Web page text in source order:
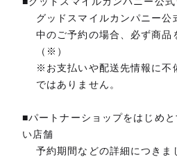
グッドスマイルカンパニー公
中のご予約の場合、必ず商品
（※）
※お支払いや配送先情報に不
ではありません。
■パートナーショップをはじめ
い店舗
予約期間などの詳細につきま